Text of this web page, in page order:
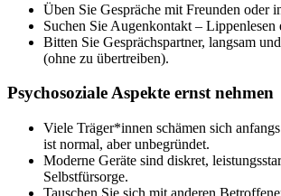
Üben Sie Gespräche mit Freunden oder
Suchen Sie Augenkontakt – Lippenlesen
Bitten Sie Gesprächspartner, langsam
(ohne zu übertreiben).
Psychosoziale Aspekte ernst nehmen
Viele Träger*innen schämen sich
ist normal, aber unbegründet.
Moderne Geräte sind diskret,
Selbstfürsorge.
Tauschen Sie sich mit anderen